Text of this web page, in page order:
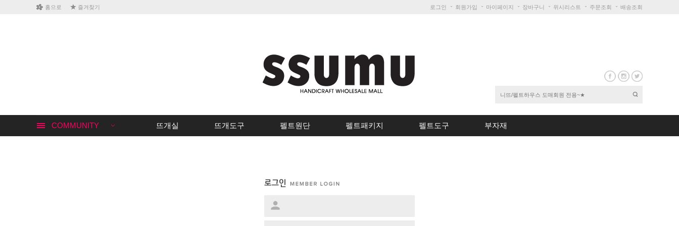
홈으로 즐겨찾기 로그인 회원가입 마이페이지 장바구니 위시리스트 주문조회 배송조회
COMMUNITY 뜨개실 뜨개도구 펠트원단 펠트패키지 펠트도구 부자재